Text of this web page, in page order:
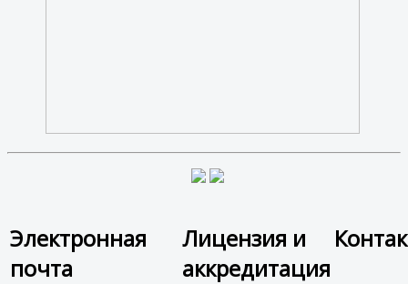
Электронная
почта
Лицензия и
аккредитация